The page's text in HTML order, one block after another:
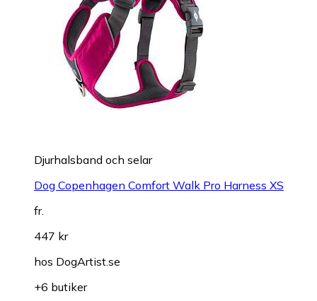
Djurhalsband och selar
Dog Copenhagen Comfort Walk Pro Harness XS
fr.
447 kr
hos DogArtist.se
+6 butiker